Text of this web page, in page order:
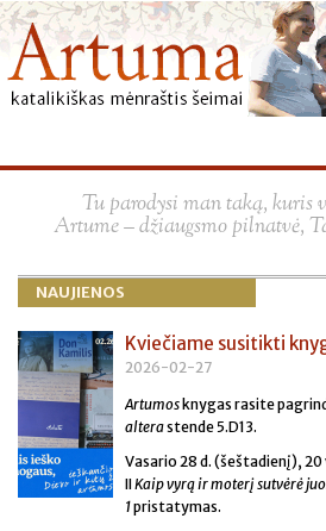
Tu parodysi man taką, kuris
Artume – džiaugsmo pilnatvė,
NAUJIENOS
Kviečiame susitikti
2026-02-27
Artumos knygas rasite
alterastende 5.D13.
Vasario 28 d. (šeštadienį), 20
IIKaip vyrą ir moterį sutvėrė
1pristatymas.